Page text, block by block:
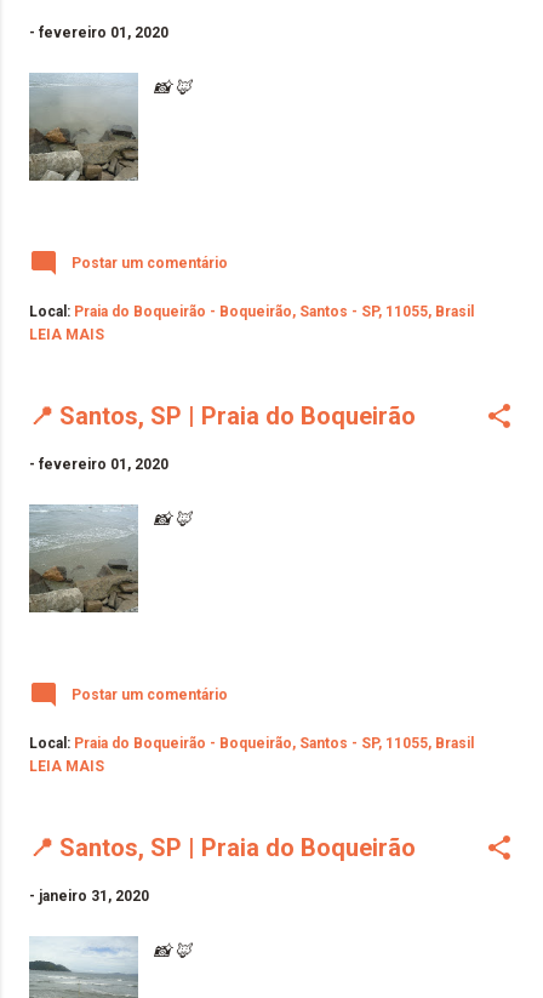
- fevereiro 01, 2020
📸 🦊
Postar um comentário
Local: Praia do Boqueirão - Boqueirão, Santos - SP, 11055, Brasil
LEIA MAIS
📍 Santos, SP | Praia do Boqueirão
- fevereiro 01, 2020
📸 🦊
Postar um comentário
Local: Praia do Boqueirão - Boqueirão, Santos - SP, 11055, Brasil
LEIA MAIS
📍 Santos, SP | Praia do Boqueirão
- janeiro 31, 2020
📸 🦊